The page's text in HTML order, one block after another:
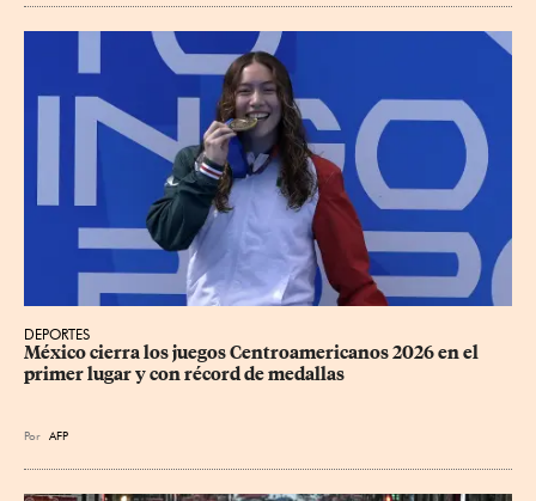
DEPORTES
México cierra los juegos Centroamericanos 2026 en el
primer lugar y con récord de medallas
Por AFP